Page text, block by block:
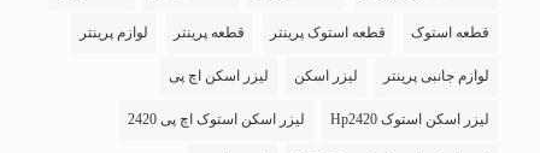
قطعه استوک قطعه استوک پرینتر قطعه پرینتر لوازم پرینتر
لوازم جانبی پرینتر لیزر اسکن لیزر اسکن اچ پی
لیزر اسکن استوک Hp2420 لیزر اسکن استوک اچ پی 2420